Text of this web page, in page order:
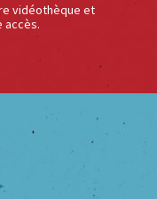
vidéothèque et
accès.